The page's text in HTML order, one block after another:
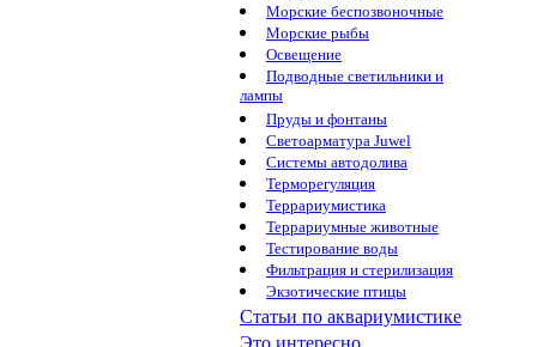
Морские беспозвоночные
Морские рыбы
Освещение
Подводные светильники и
лампы
Пруды и фонтаны
Светоарматура Juwel
Системы автодолива
Терморегуляция
Террариумистика
Террариумные животные
Тестирование воды
Фильтрация и стерилизация
Экзотические птицы
Статьи по аквариумистике
Это интересно...